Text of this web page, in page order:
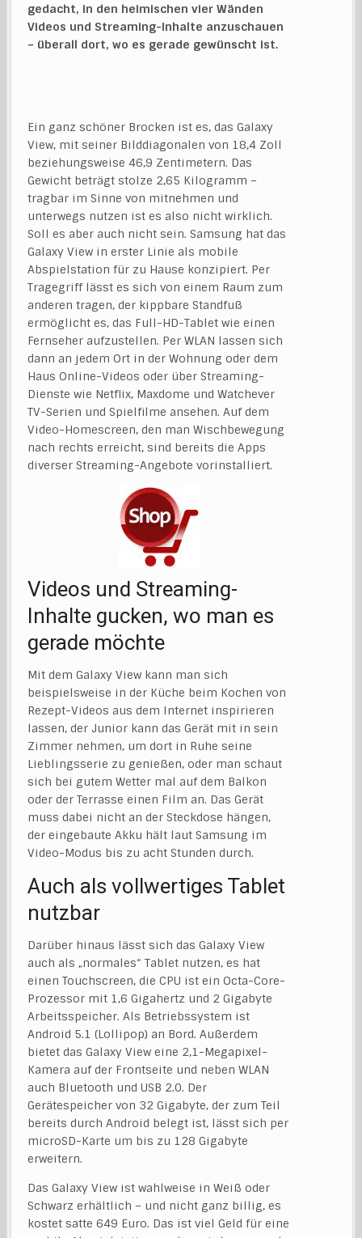
gedacht, in den heimischen vier Wänden
Videos und Streaming-Inhalte anzuschauen
– überall dort, wo es gerade gewünscht ist.
Ein ganz schöner Brocken ist es, das Galaxy
View, mit seiner Bilddiagonalen von 18,4 Zoll
beziehungsweise 46,9 Zentimetern. Das
Gewicht beträgt stolze 2,65 Kilogramm –
tragbar im Sinne von mitnehmen und
unterwegs nutzen ist es also nicht wirklich.
Soll es aber auch nicht sein. Samsung hat das
Galaxy View in erster Linie als mobile
Abspielstation für zu Hause konzipiert. Per
Tragegriff lässt es sich von einem Raum zum
anderen tragen, der kippbare Standfuß
ermöglicht es, das Full-HD-Tablet wie einen
Fernseher aufzustellen. Per WLAN lassen sich
dann an jedem Ort in der Wohnung oder dem
Haus Online-Videos oder über Streaming-
Dienste wie Netflix, Maxdome und Watchever
TV-Serien und Spielfilme ansehen. Auf dem
Video-Homescreen, den man Wischbewegung
nach rechts erreicht, sind bereits die Apps
diverser Streaming-Angebote vorinstalliert.
Videos und Streaming-
Inhalte gucken, wo man es
gerade möchte
Mit dem Galaxy View kann man sich
beispielsweise in der Küche beim Kochen von
Rezept-Videos aus dem Internet inspirieren
lassen, der Junior kann das Gerät mit in sein
Zimmer nehmen, um dort in Ruhe seine
Lieblingsserie zu genießen, oder man schaut
sich bei gutem Wetter mal auf dem Balkon
oder der Terrasse einen Film an. Das Gerät
muss dabei nicht an der Steckdose hängen,
der eingebaute Akku hält laut Samsung im
Video-Modus bis zu acht Stunden durch.
Auch als vollwertiges Tablet
nutzbar
Darüber hinaus lässt sich das Galaxy View
auch als „normales“ Tablet nutzen, es hat
einen Touchscreen, die CPU ist ein Octa-Core-
Prozessor mit 1,6 Gigahertz und 2 Gigabyte
Arbeitsspeicher. Als Betriebssystem ist
Android 5.1 (Lollipop) an Bord. Außerdem
bietet das Galaxy View eine 2,1-Megapixel-
Kamera auf der Frontseite und neben WLAN
auch Bluetooth und USB 2.0. Der
Gerätespeicher von 32 Gigabyte, der zum Teil
bereits durch Android belegt ist, lässt sich per
microSD-Karte um bis zu 128 Gigabyte
erweitern.
Das Galaxy View ist wahlweise in Weiß oder
Schwarz erhältlich – und nicht ganz billig, es
kostet satte 649 Euro. Das ist viel Geld für eine